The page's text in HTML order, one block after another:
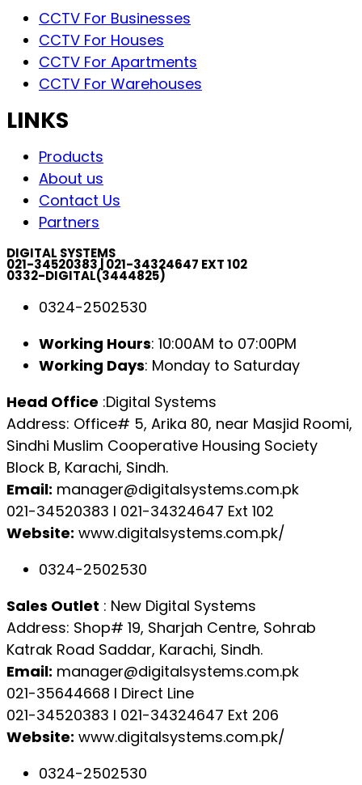
CCTV For Businesses
CCTV For Houses
CCTV For Apartments
CCTV For Warehouses
LINKS
Products
About us
Contact Us
Partners
DIGITAL SYSTEMS
021-34520383 | 021-34324647 EXT 102
0332-DIGITAL(3444825)
0324-2502530
Working Hours: 10:00AM to 07:00PM
Working Days: Monday to Saturday
Head Office :Digital Systems
Address: Office# 5, Arika 80, near Masjid Roomi,
Sindhi Muslim Cooperative Housing Society
Block B, Karachi, Sindh.
Email: manager@digitalsystems.com.pk
021-34520383 l 021-34324647 Ext 102
Website: www.digitalsystems.com.pk/
0324-2502530
Sales Outlet : New Digital Systems
Address: Shop# 19, Sharjah Centre, Sohrab
Katrak Road Saddar, Karachi, Sindh.
Email: manager@digitalsystems.com.pk
021-35644668 l Direct Line
021-34520383 l 021-34324647 Ext 206
Website: www.digitalsystems.com.pk/
0324-2502530